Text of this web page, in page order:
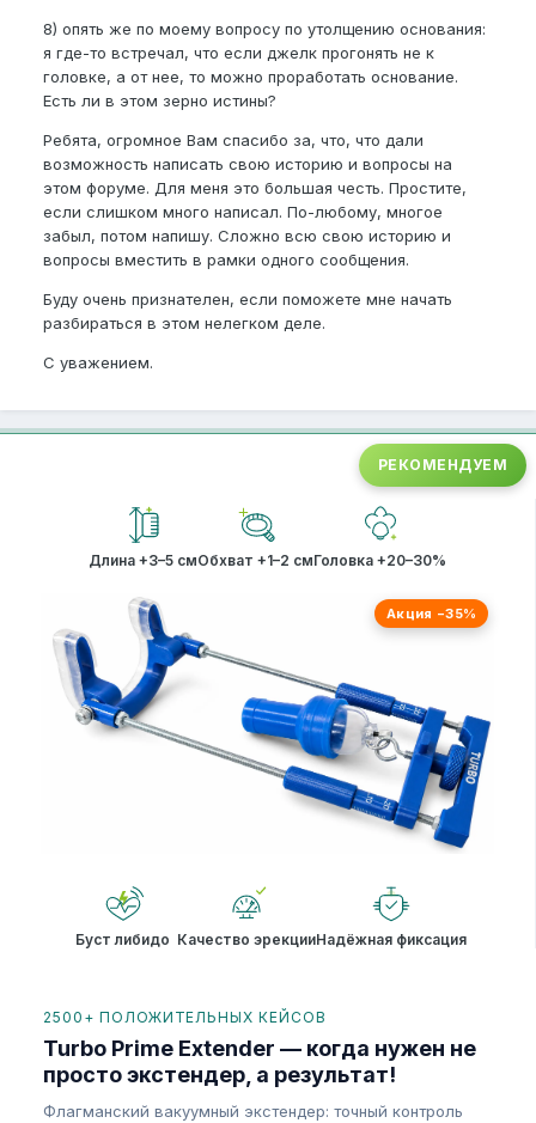
8) опять же по моему вопросу по утолщению основания:
я где-то встречал, что если джелк прогонять не к
головке, а от нее, то можно проработать основание.
Есть ли в этом зерно истины?
Ребята, огромное Вам спасибо за, что, что дали
возможность написать свою историю и вопросы на
этом форуме. Для меня это большая честь. Простите,
если слишком много написал. По-любому, многое
забыл, потом напишу. Сложно всю свою историю и
вопросы вместить в рамки одного сообщения.
Буду очень признателен, если поможете мне начать
разбираться в этом нелегком деле.
С уважением.
РЕКОМЕНДУЕМ
Длина +3–5 смОбхват +1–2 смГоловка +20–30%
Акция −35%
Буст либидо Качество эрекцииНадёжная фиксация
2500+ ПОЛОЖИТЕЛЬНЫХ КЕЙСОВ
Turbo Prime Extender — когда нужен не
просто экстендер, а результат!
Флагманский вакуумный экстендер: точный контроль